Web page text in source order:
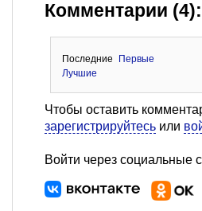
Комментарии (4):
Последние
Первые
Лучшие
Чтобы оставить
зарегистрируйтесь или
Войти через социальные